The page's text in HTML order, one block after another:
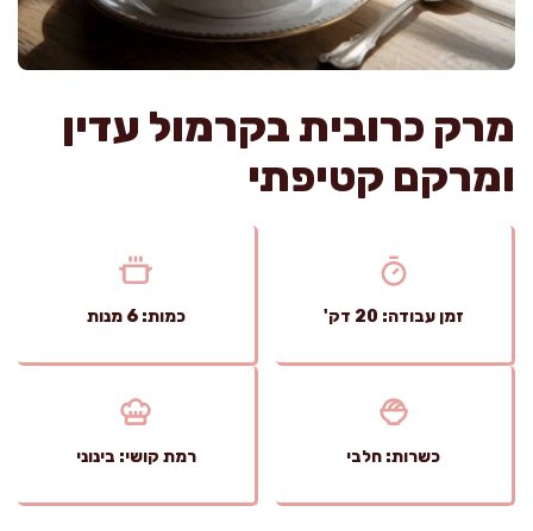
מרק כרובית בקרמול עדין
ומרקם קטיפתי
זמן עבודה: 20 דק' כמות: 6 מנות
כשרות: חלבי רמת קושי: בינוני